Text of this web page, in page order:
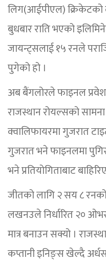
लिग(आईपीएल) क्रिकेटको
बुधबार राति भएको
जायन्ट्सलाई १५ रनले
पुगेको हो ।
अब बैंगलोरले फाइनल
राजस्थान रोयल्सको
क्वालिफायरमा गुजरात
गुजरात भने फाइनलमा
भने प्रतियोगिताबाट
जीतको लागि २ सय ८
लखनउले निर्धारित २०
मात्र बनाउन सक्यो ।
कप्तानी इनिङ्स खेल्दै